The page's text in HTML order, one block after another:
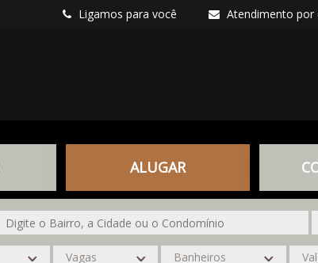
Ligamos para você Atendimento por
ALUGAR